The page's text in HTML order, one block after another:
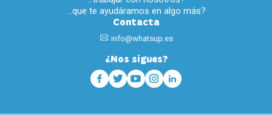
…que te ayudáramos en algo más?
Contacta
info@whatsup.es
¿Nos sigues?